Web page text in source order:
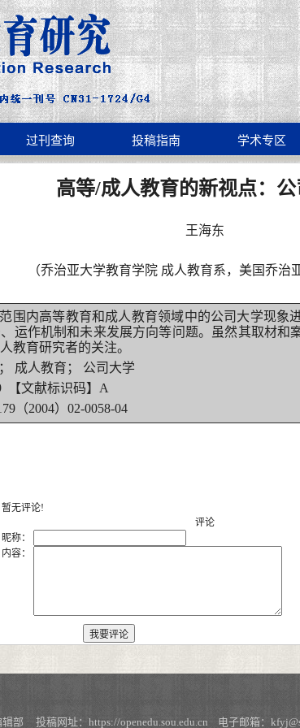
过刊查询 投稿指南 学术专区
高等/成人教育的新视点：
王海东
（乔治亚大学教育学院 成人教育系，美国乔治亚
范围内高等教育和成人教育领域中的公司大学现
运作机制和未来发展方向等问题。虽然其取材和
教育研究者的关注。
成人教育； 公司大学
【文献标识码】A
（2004）02-0058-04
暂无评论!
评论
昵称：
内容：
辑部 投稿网址：https://openedu.sou.edu.cn 电子邮箱：